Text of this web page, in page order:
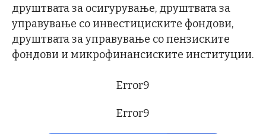
друштвата за осигурување, друштвата за
управување со инвестициските фондови,
друштвата за управување со пензиските
фондови и микрофинансиските институции.
Error9
Error9